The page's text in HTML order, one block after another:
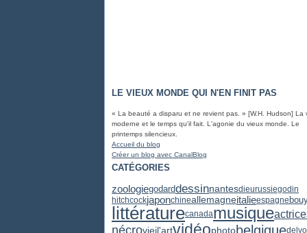
LE VIEUX MONDE QUI N'EN FINIT PAS
« La beauté a disparu et ne revient pas. » [W.H. Hudson] La
moderne et le temps qu'il fait. L'agonie du vieux monde. Le
printemps silencieux.
Accueil du blog
Créer un blog avec CanalBlog
CATÉGORIES
zoologiegodarddessinnantesdieurussiegodin
hitchcockjaponchineallemagneitalieespagne
littératurecanadamusique
nécrovieil'art photobelgique